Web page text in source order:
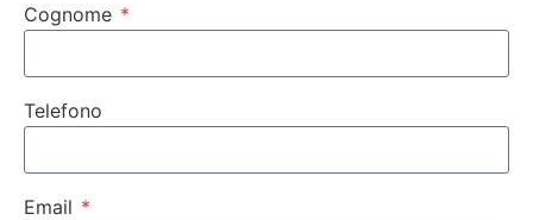
Cognome
Telefono
Email